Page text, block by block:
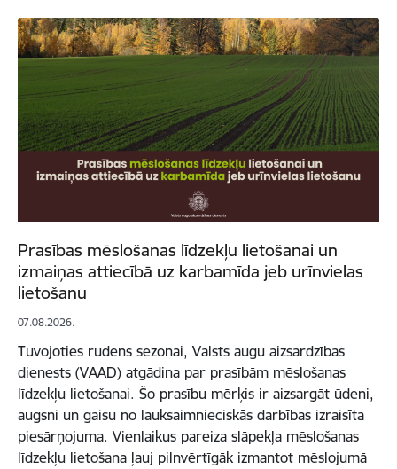
Prasības mēslošanas līdzekļu lietošanai un
izmaiņas attiecībā uz karbamīda jeb urīnvielas
lietošanu
07.08.2026.
Tuvojoties rudens sezonai, Valsts augu aizsardzības
dienests (VAAD) atgādina par prasībām mēslošanas
līdzekļu lietošanai. Šo prasību mērķis ir aizsargāt ūdeni,
augsni un gaisu no lauksaimnieciskās darbības izraisīta
piesārņojuma. Vienlaikus pareiza slāpekļa mēslošanas
līdzekļu lietošana ļauj pilnvērtīgāk izmantot mēslojumā